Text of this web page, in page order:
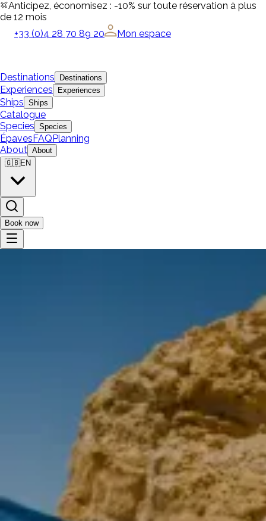
Anticipez, économisez : -10% sur toute réservation à plus
de 12 mois
+33 (0)4 28 70 89 20
Mon espace
Destinations Destinations
Experiences Experiences
Ships Ships
Catalogue
Species Species
ÉpavesFAQPlanning
About About
🇬🇧EN
Book now